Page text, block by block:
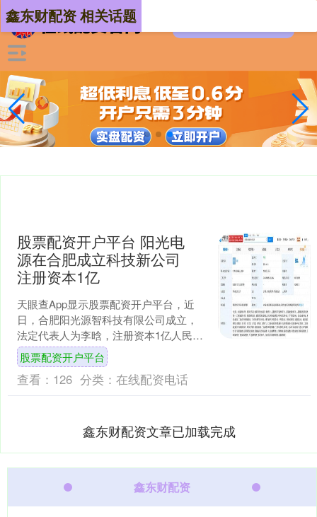
鑫东财配资 相关话题
股票配资开户平台 阳光电
源在合肥成立科技新公司
注册资本1亿
天眼查App显示股票配资开户平台，近
日，合肥阳光源智科技有限公司成立，
法定代表人为李晗，注册资本1亿人民
币，经营范围含新兴能源技术研发、物
联网技术研发、人工智能....
股票配资开户平台
查看： 126 分类： 在线配资电话
鑫东财配资文章已加载完成
鑫东财配资